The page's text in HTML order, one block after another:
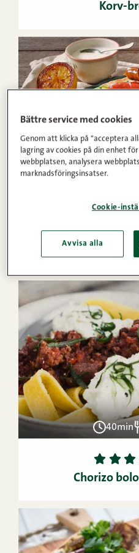
Korv-
Tunnbröd med
och
40min
1 2 3
Chorizo
Bättre service med cookies
Genom att klicka på "acceptera
lagring av cookies på din enhet
webbplatsen, analysera
marknadsföringsinsatser.
Cookie-
Avvisa alla